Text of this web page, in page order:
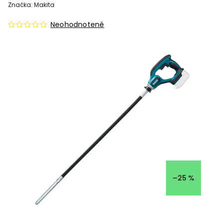
Neohodnotené
Značka: Makita
–25 %